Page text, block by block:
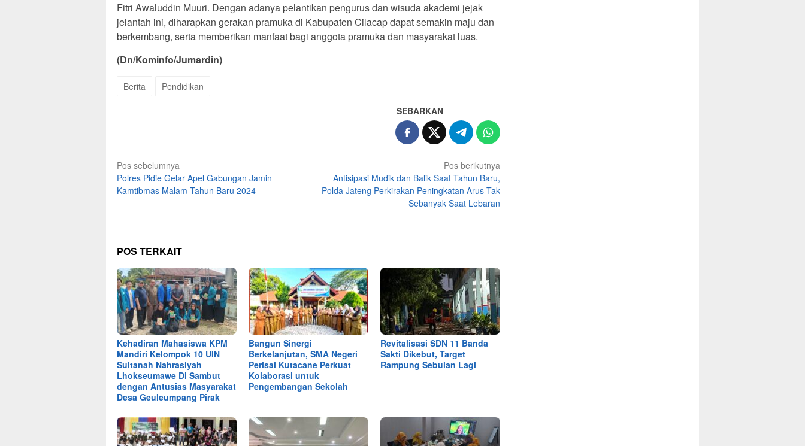
Fitri Awaluddin Muuri. Dengan adanya pelantikan pengurus dan wisuda akademi jejak
jelantah ini, diharapkan gerakan pramuka di Kabupaten Cilacap dapat semakin maju dan
berkembang, serta memberikan manfaat bagi anggota pramuka dan masyarakat luas.
(Dn/Kominfo/Jumardin)
Berita Pendidikan
SEBARKAN
Navigasi
pos
Pos sebelumnya
Polres Pidie Gelar Apel Gabungan Jamin
Kamtibmas Malam Tahun Baru 2024
Pos berikutnya
Antisipasi Mudik dan Balik Saat Tahun Baru,
Polda Jateng Perkirakan Peningkatan Arus Tak
Sebanyak Saat Lebaran
POS TERKAIT
Kehadiran Mahasiswa KPM
Mandiri Kelompok 10 UIN
Sultanah Nahrasiyah
Lhokseumawe Di Sambut
dengan Antusias Masyarakat
Desa Geuleumpang Pirak
Bangun Sinergi
Berkelanjutan, SMA Negeri
Perisai Kutacane Perkuat
Kolaborasi untuk
Pengembangan Sekolah
Revitalisasi SDN 11 Banda
Sakti Dikebut, Target
Rampung Sebulan Lagi